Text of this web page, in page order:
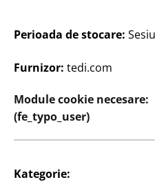
tradițional, produsele
perfectă de stil și
personaliza casa după
Perioada de stocare:
Furnizor: tedi.com
Module cookie necesare:
(fe_typo_user)
Kategorie: